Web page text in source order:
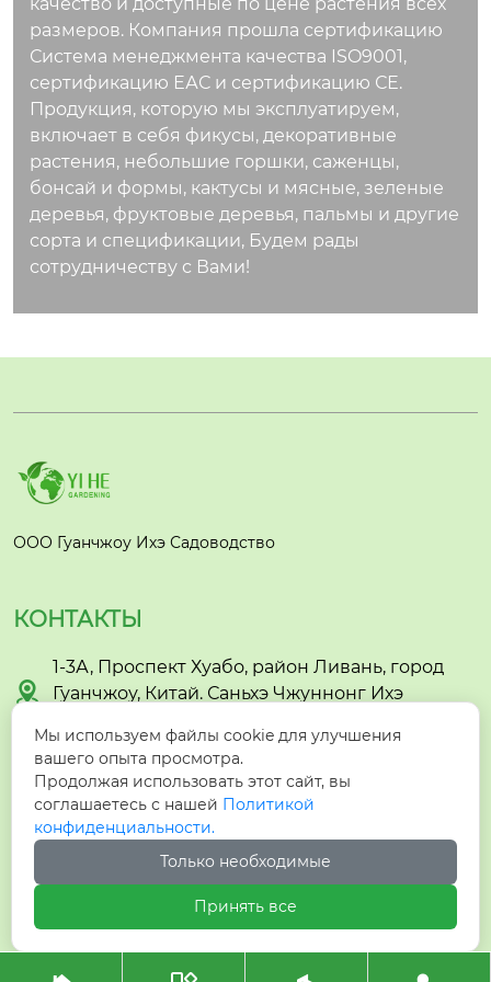
она попала в XIX ве
ке и быстро завоев
ала любовь как изы
сканное комнатное
растение с аромато
м, сравнимым с дор
огим парфюмом. Зд
оровье и польза дл
я окружающей сред
ы Нежный аромат ц
ветков обладает ра
вием Листья и цвет
ые масла, которые о
ладают лёгким анти
бактериальным эф
вышает влажность
ие (очень простое р
ие: яркий рассеянн
ый свет, идеально в
ное окно Полив: ум
еренный, земля дол
жна слегка просыха
ть между поливами
Температура: 18–28 °
C, зимой не ниже +1
5 °C Любит опрыск
ивание, особенно в
размеров. Компания прошла сертификацию
Система менеджмента качества ISO9001,
сертификацию ЕАС и сертификацию СЕ.
Продукция, которую мы эксплуатируем,
включает в себя фикусы, декоративные
растения, небольшие горшки, саженцы,
бонсай и формы, кактусы и мясные, зеленые
деревья, фруктовые деревья, пальмы и другие
сорта и спецификации, Будем рады
сотрудничеству с Вами!
ООО Гуанчжоу Ихэ Садоводство
КОНТАКТЫ

1-3А, Проспект Хуабо, район Ливань, город
Гуанчжоу, Китай. Саньхэ Чжуннонг Ихэ
 berry@yihegarden.com
 +86-13924141372
 +8613924141372
Мы используем файлы cookie для улучшения
вашего опыта просмотра.
Продолжая использовать этот сайт, вы
соглашаетесь с нашей Политикой
конфиденциальности.
Только необходимые
Принять все